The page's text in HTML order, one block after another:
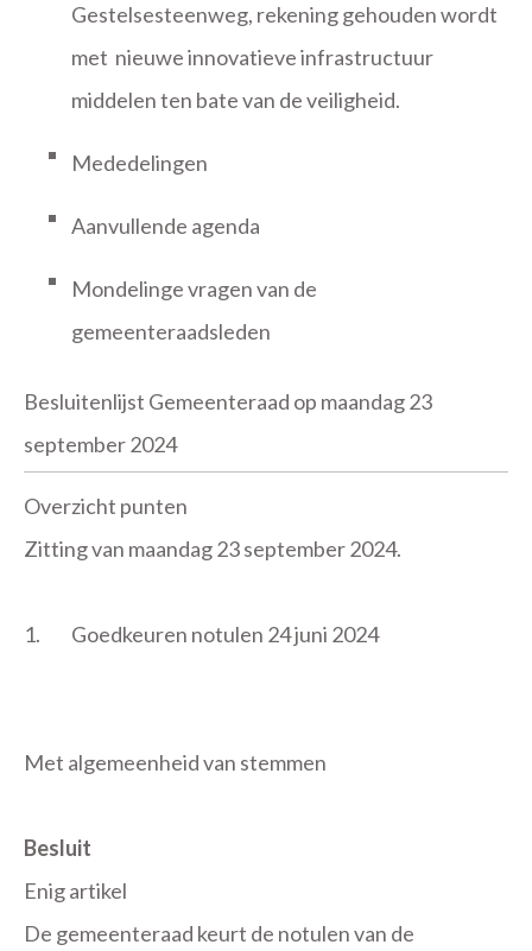
Gestelsesteenweg, rekening gehouden wordt
met nieuwe innovatieve infrastructuur
middelen ten bate van de veiligheid.
Mededelingen
Aanvullende agenda
Mondelinge vragen van de
gemeenteraadsleden
Besluitenlijst Gemeenteraad op maandag 23
september 2024
Overzicht punten
Zitting van maandag 23 september 2024.
1. Goedkeuren notulen 24 juni 2024
Met algemeenheid van stemmen
Besluit
Enig artikel
De gemeenteraad keurt de notulen van de